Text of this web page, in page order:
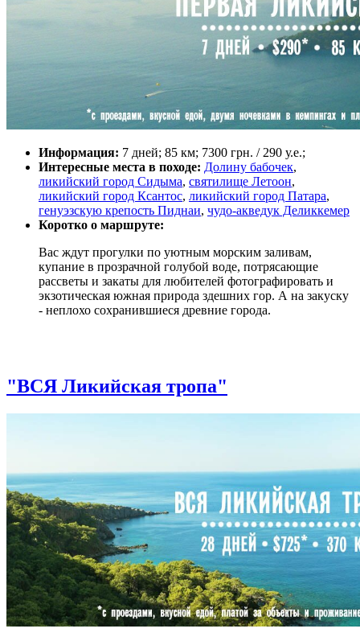
Информация: 7 дней; 85 км; 7300 грн. / 290 у.е.;
Интересные места в походе: Долину бабочек,
ликийский город Сидыма, святилище Летоон,
ликийский город Ксантос, ликийский город Патара,
генуэзскую крепость Пиднаи, чудо-акведук Деликкемер
Коротко о маршруте:
Вас ждут прогулки по уютным морским заливам,
купание в прозрачной голубой воде, потрясающие
рассветы и закаты для любителей фотографировать и
экзотическая южная природа здешних гор. А на закуску
- неплохо сохранившиеся древние города.
"ВСЯ Ликийская тропа"